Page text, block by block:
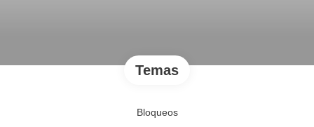
Temas
Bloqueos